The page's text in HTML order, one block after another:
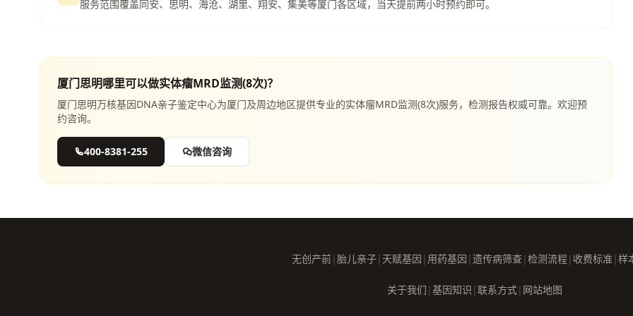
服务范围覆盖同安、思明、海沧、湖里、翔安、集美等厦门各区域，当天提前两小时预约即可。
厦门思明哪里可以做实体瘤MRD监测(8次)？
厦门思明万核基因DNA亲子鉴定中心为厦门及周边地区提供专业的实体瘤MRD监测(8次)服务，检测报告权威可靠。欢迎预
约咨询。
400-8381-255 微信咨询
无创产前| 胎儿亲子| 天赋基因 | 用药基因 | 遗传病筛查| 检测流程 | 收费标准 | 样
关于我们 | 基因知识 | 联系方式| 网站地图